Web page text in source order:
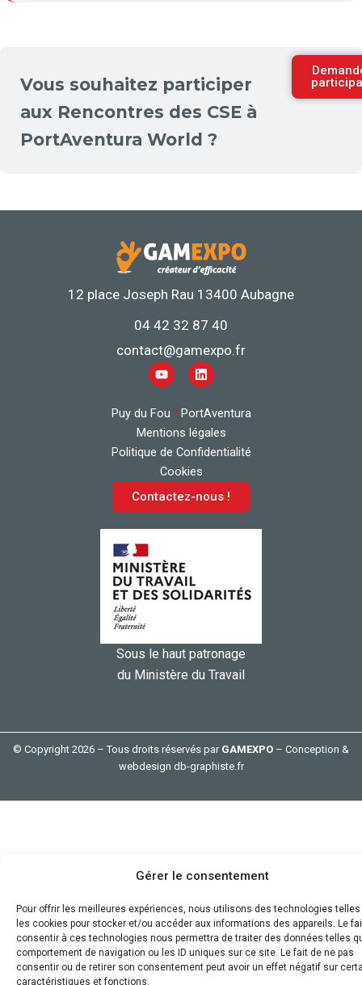
Gérer le consentement
Pour offrir les meilleures expériences, nous utilisons des technologies telles
les cookies pour stocker et/ou accéder aux informations des appareils. Le
consentir à ces technologies nous permettra de traiter des données telles
comportement de navigation ou les ID uniques sur ce site. Le fait de ne pas
consentir ou de retirer son consentement peut avoir un effet négatif sur
caractéristiques et fonctions.
Vous souhaitez participer
aux Rencontres des CSE à
PortAventura World ?
12 place Joseph Rau 13400 Aubagne
04 42 32 87 40
contact@gamexpo.fr
Y
o
u
u
b
e
L
i
n
e
d
i
n
Puy du Fou • PortAventura
Mentions légales
Politique de Confidentialité
Cookies
Contactez-nous !
Sous le haut patronage
du Ministère du Travail
© Copyright 2026 – Tous droits réservés par GAMEXPO – Conception &
webdesign db-graphiste.fr